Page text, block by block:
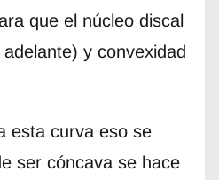
que el núcleo discal
y convexidad
esta curva eso se
ser cóncava se hace